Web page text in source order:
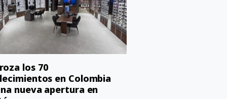
los 70
en Colombia
nueva apertura en